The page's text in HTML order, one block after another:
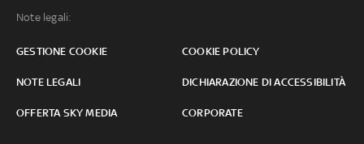
Note legali:
GESTIONE COOKIE COOKIE POLICY
NOTE LEGALI DICHIARAZIONE DI ACCESSIBILITÀ
OFFERTA SKY MEDIA CORPORATE